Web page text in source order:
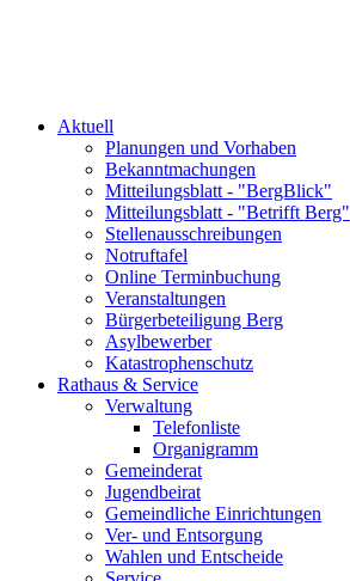
Aktuell
Planungen und Vorhaben
Bekanntmachungen
Mitteilungsblatt - "BergBlick"
Mitteilungsblatt - "Betrifft Berg"
Stellenausschreibungen
Notruftafel
Online Terminbuchung
Veranstaltungen
Bürgerbeteiligung Berg
Asylbewerber
Katastrophenschutz
Rathaus & Service
Verwaltung
Telefonliste
Organigramm
Gemeinderat
Jugendbeirat
Gemeindliche Einrichtungen
Ver- und Entsorgung
Wahlen und Entscheide